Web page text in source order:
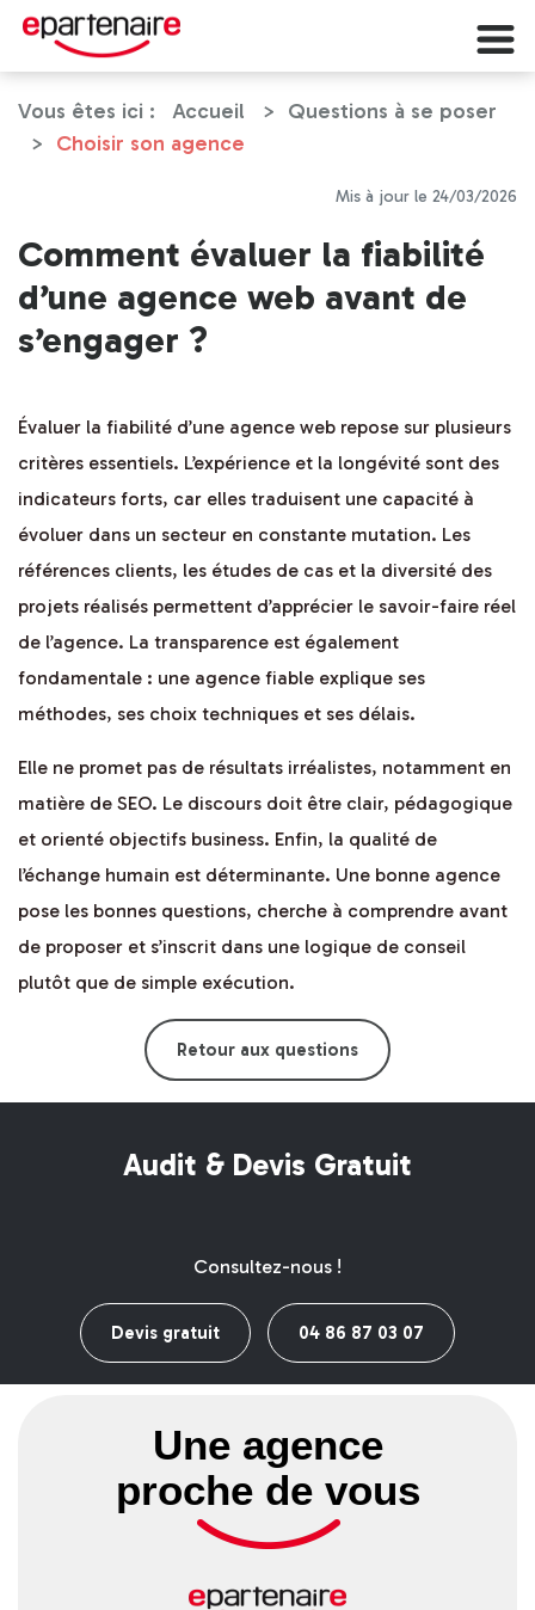
Vous êtes ici : Accueil
Questions à se poser
Choisir son agence
Mis à jour le 24/03/2026
Comment évaluer la fiabilité
d’une agence web avant de
s’engager ?
Évaluer la fiabilité d’une agence web repose sur plusieurs
critères essentiels. L’expérience et la longévité sont des
indicateurs forts, car elles traduisent une capacité à
évoluer dans un secteur en constante mutation. Les
références clients, les études de cas et la diversité des
projets réalisés permettent d’apprécier le savoir-faire réel
de l’agence. La transparence est également
fondamentale : une agence fiable explique ses
méthodes, ses choix techniques et ses délais.
Elle ne promet pas de résultats irréalistes, notamment en
matière de SEO. Le discours doit être clair, pédagogique
et orienté objectifs business. Enfin, la qualité de
l’échange humain est déterminante. Une bonne agence
pose les bonnes questions, cherche à comprendre avant
de proposer et s’inscrit dans une logique de conseil
plutôt que de simple exécution.
Retour aux questions
Audit & Devis Gratuit
Consultez-nous !
Devis gratuit 04 86 87 03 07
Une agence
proche de vous